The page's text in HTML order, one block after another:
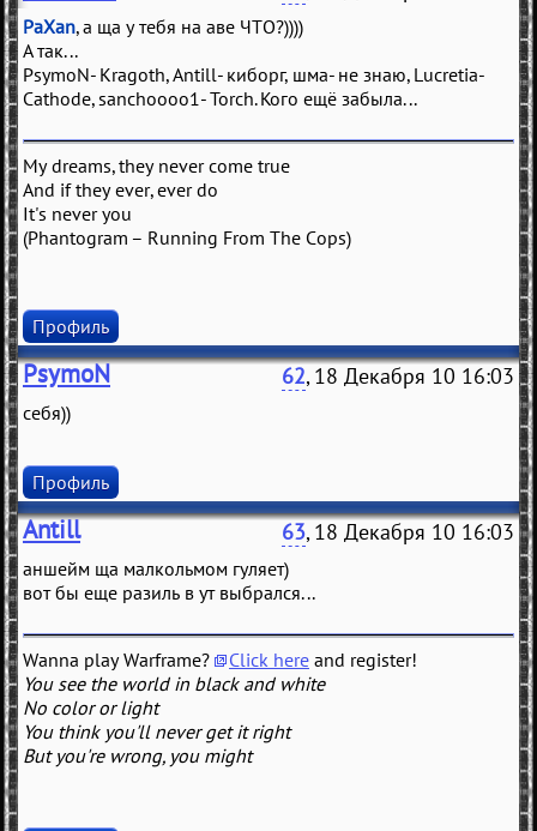
PaXan, а ща у тебя на аве ЧТО?))))
А так...
PsymoN- Kragoth, Antill- киборг, шма- не знаю, Lucretia-
Cathode, sanchoooo1- Torch. Кого ещё забыла...
My dreams, they never come true
And if they ever, ever do
It's never you
(Phantogram – Running From The Cops)
Профиль
PsymoN 62, 18 Декабря 10 16:03
себя))
Профиль
Antill 63, 18 Декабря 10 16:03
аншейм ща малкольмом гуляет)
вот бы еще разиль в ут выбрался...
Wanna play Warframe? Click here and register!
You see the world in black and white
No color or light
You think you'll never get it right
But you're wrong, you might